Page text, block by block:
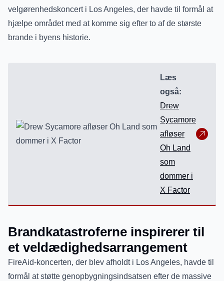
velgørenhedskoncert i Los Angeles, der havde til formål at
hjælpe området med at komme sig efter to af de største
brande i byens historie.
Læs
også:
Drew
Sycamore
afløser
Oh Land
som
dommer i
X Factor
Brandkatastroferne inspirerer til
et veldædighedsarrangement
FireAid-koncerten, der blev afholdt i Los Angeles, havde til
formål at støtte genopbygningsindsatsen efter de massive